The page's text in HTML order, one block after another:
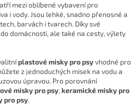
mezi oblíbené vybavení pro
i vody. Jsou lehké, snadno přenosné a
barvách i tvarech. Díky své
domácnosti, ale také na cesty, výlety
plastové misky pro psyvhodné pro
z jednoduchých misek na vodu a
úpravou. Pro porovnání
misky pro psy, keramické misky pro
pro psy.